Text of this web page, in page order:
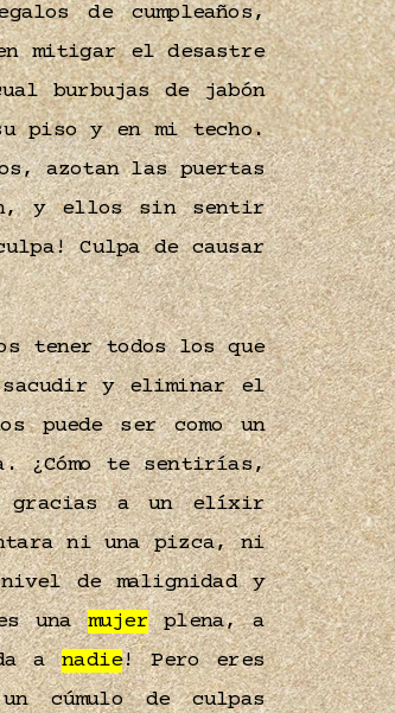
de cumpleaños,
mitigar el desastre
burbujas de jabón
piso y en mi techo.
azotan las puertas
y ellos sin sentir
Culpa de causar
tener todos los que
sacudir y eliminar el
puede ser como un
¿Cómo te sentirías,
gracias a un elíxir
ni una pizca, ni
de malignidad y
unamujerplena, a
anadie! Pero eres
cúmulo de culpas